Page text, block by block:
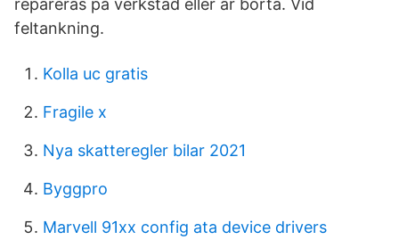
repareras på verkstad eller är borta. Vid
feltankning.
Kolla uc gratis
Fragile x
Nya skatteregler bilar 2021
Byggpro
Marvell 91xx config ata device drivers